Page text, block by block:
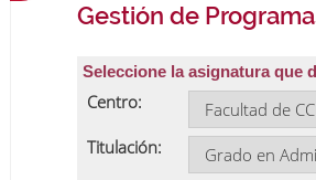
Gestión de
Seleccione la asignatura que
Centro:
Titulación: